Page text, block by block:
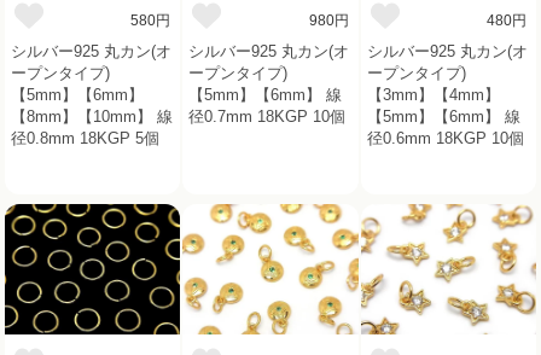
580円
シルバー925 丸カン(オ
ープンタイプ)
【5mm】【6mm】
【8mm】【10mm】 線
径0.8mm 18KGP 5個
980円
シルバー925 丸カン(オ
ープンタイプ)
【5mm】【6mm】 線
径0.7mm 18KGP 10個
480円
シルバー925 丸カン(オ
ープンタイプ)
【3mm】【4mm】
【5mm】【6mm】 線
径0.6mm 18KGP 10個